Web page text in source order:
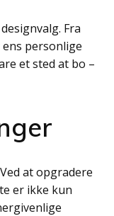
Fra
personlige
et sted at bo –
at opgradere
er ikke kun